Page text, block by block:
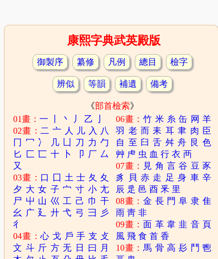
康熙字典武英殿版
御製序 纂修 凡例 總目 檢字
辨似 等韻 補遺 備考
《部首檢索》
01畫：一 丶 丿 乙
02畫：二 亠 人 儿 入 八
冂 冖 冫 几 凵 刀 力 勹
匕 匚 匸 十 卜 卩 厂 厶
又
03畫： 口 囗 土 士 夂 夊
夕 大 女 子 宀 寸 小 尢
尸 屮 山 巛 工 己 巾 干
幺 广 廴 廾 弋 弓 彐
彡
彳
04畫：心 戈 戶 手 支 攴
文 斗 斤 方 无 日 曰 月
06畫：竹 米 糸 缶 网 羊
羽 老 而 耒 耳 聿 肉 臣
自 至 臼 舌 舛 舟 艮 色
艸 虍 虫 血 行 衣 襾
07畫： 見 角 言 谷 豆 豕
豸
貝 赤 走 足 身 車 辛
辰 辵 邑 酉 釆 里
08畫：金 長 門 阜 隶 隹
雨 靑 非
09畫： 面 革 韋 韭 音 頁
風 飛 食 首 香
10畫：馬 骨 高 髟 鬥 鬯